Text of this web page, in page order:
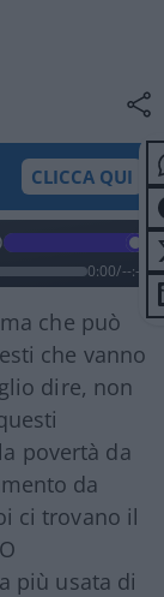
CLICCA QUI
0:00/--:--
che può
che vanno
dire, non
povertà da
da
ci trovano il
più usata di